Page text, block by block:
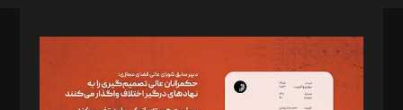
مدیر مسئول: محمدباقر اثنی‌عشری
سردبیر: مهرک محمودی
دبیر تحریریه: میثم قاسمی